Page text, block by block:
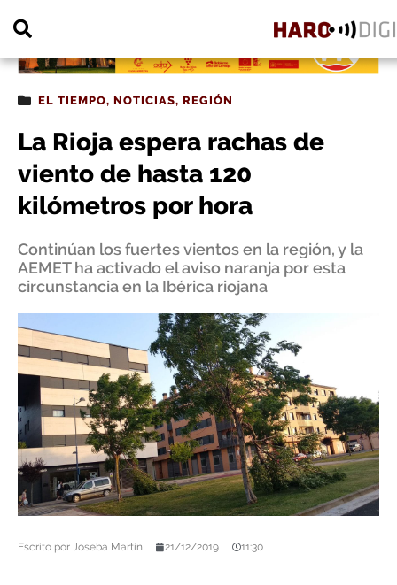
EL TIEMPO, NOTICIAS, REGIÓN
La Rioja espera rachas de
viento de hasta 120
kilómetros por hora
Continúan los fuertes vientos en la región, y la
AEMET ha activado el aviso naranja por esta
circunstancia en la Ibérica riojana
Escrito por Joseba Martín 21/12/2019 11:30